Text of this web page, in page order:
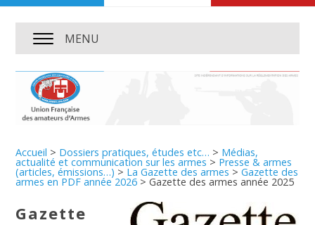
MENU
Accueil > Dossiers pratiques, études etc… > Médias,
actualité et communication sur les armes > Presse & armes
(articles, émissions…) > La Gazette des armes >Gazette des
armes en PDF année 2026 >Gazette des armes année 2025
Gazette